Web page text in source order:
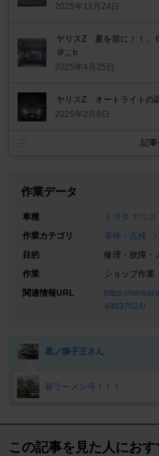
2025年11月24日
ヤリスZ 夏を前に！！、
＠;;;ｂ
2025年4月25日
ヤリスZ オートライトの
2025年2月8日
記事
作業データ
車種
トヨタ ヤリス
作業カテゴリ
車検・点検
目的
修理・故障・
作業
ショップ作業
関連情報URL
https://
49037024/
黒ノ獅子王さん
新ラーメン号！！！
この記事を見た人におす